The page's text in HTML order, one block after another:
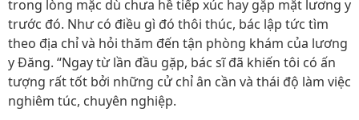
trong lòng mặc dù chưa hề tiếp xúc hay gặp mặt lương y
trước đó. Như có điều gì đó thôi thúc, bác lập tức tìm
theo địa chỉ và hỏi thăm đến tận phòng khám của lương
y Đăng. “Ngay từ lần đầu gặp, bác sĩ đã khiến tôi có ấn
tượng rất tốt bởi những cử chỉ ân cần và thái độ làm việc
nghiêm túc, chuyên nghiệp.